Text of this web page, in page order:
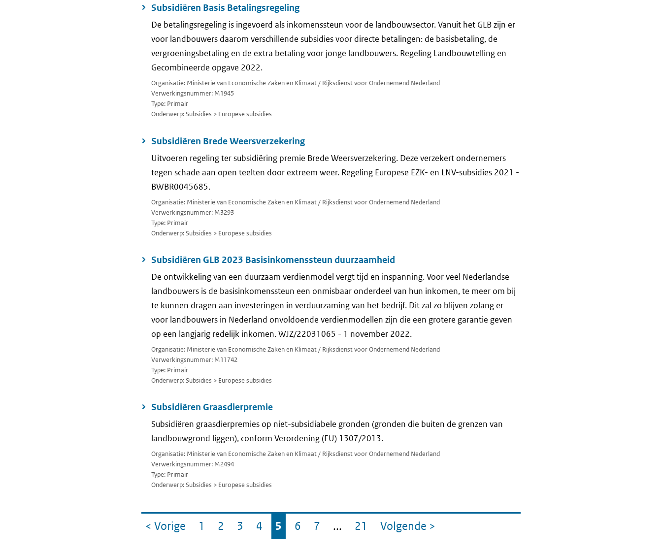
Subsidiëren Basis Betalingsregeling
De betalingsregeling is ingevoerd als inkomenssteun voor de landbouwsector. Vanuit het GLB zijn er
voor landbouwers daarom verschillende subsidies voor directe betalingen: de basisbetaling, de
vergroeningsbetaling en de extra betaling voor jonge landbouwers. Regeling Landbouwtelling en
Gecombineerde opgave 2022.
Organisatie: Ministerie van Economische Zaken en Klimaat / Rijksdienst voor Ondernemend Nederland
Verwerkingsnummer: M1945
Type: Primair
Onderwerp: Subsidies > Europese subsidies
Subsidiëren Brede Weersverzekering
Uitvoeren regeling ter subsidiëring premie Brede Weersverzekering. Deze verzekert ondernemers
tegen schade aan open teelten door extreem weer. Regeling Europese EZK- en LNV-subsidies 2021 -
BWBR0045685.
Organisatie: Ministerie van Economische Zaken en Klimaat / Rijksdienst voor Ondernemend Nederland
Verwerkingsnummer: M3293
Type: Primair
Onderwerp: Subsidies > Europese subsidies
Subsidiëren GLB 2023 Basisinkomenssteun duurzaamheid
De ontwikkeling van een duurzaam verdienmodel vergt tijd en inspanning. Voor veel Nederlandse
landbouwers is de basisinkomenssteun een onmisbaar onderdeel van hun inkomen, te meer om bij
te kunnen dragen aan investeringen in verduurzaming van het bedrijf. Dit zal zo blijven zolang er
voor landbouwers in Nederland onvoldoende verdienmodellen zijn die een grotere garantie geven
op een langjarig redelijk inkomen. WJZ/22031065 - 1 november 2022.
Organisatie: Ministerie van Economische Zaken en Klimaat / Rijksdienst voor Ondernemend Nederland
Verwerkingsnummer: M11742
Type: Primair
Onderwerp: Subsidies > Europese subsidies
Subsidiëren Graasdierpremie
Subsidiëren graasdierpremies op niet-subsidiabele gronden (gronden die buiten de grenzen van
landbouwgrond liggen), conform Verordening (EU) 1307/2013.
Organisatie: Ministerie van Economische Zaken en Klimaat / Rijksdienst voor Ondernemend Nederland
Verwerkingsnummer: M2494
Type: Primair
Onderwerp: Subsidies > Europese subsidies
naar
< Vorige pagina
Pagina
1 Pagina
2 Pagina
3 Pagina
4 Pagina
5 Pagina
6 Pagina
7 ... Pagina
21 Volgende pagina
>